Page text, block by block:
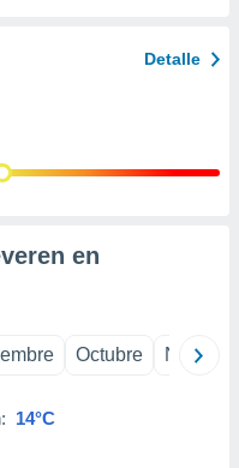
Detalle
en
Octubre
14°C